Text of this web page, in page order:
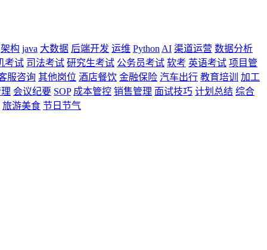
架构 java 大数据 后端开发 运维 Python AI 渠道运营 数据分析
考试 司法考试 研究生考试 公务员考试 软考 英语考试 项目管
服咨询 其他岗位 酒店餐饮 金融保险 汽车出行 教育培训
加工
会议纪要 SOP 成本管控 销售管理 面试技巧 计划总结 综合
旅游美食 节日节气